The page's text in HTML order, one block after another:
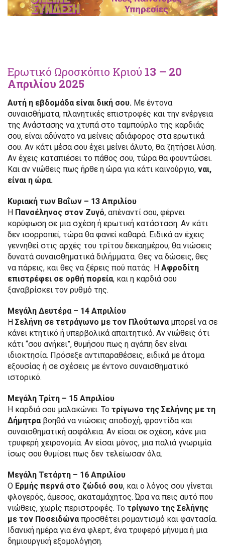
Ερωτικό Ωροσκόπιο Κριού 13 – 20
Απριλίου 2025
Αυτή η εβδομάδα είναι δική σου. Με έντονα
συναισθήματα, πλανητικές επιστροφές και την ενέργεια
της Ανάστασης να χτυπά στο ταμπούρλο της καρδιάς
σου, είναι αδύνατο να μείνεις αδιάφορος στα ερωτικά
σου. Αν κάτι μέσα σου έχει μείνει άλυτο, θα ζητήσει λύση.
Αν έχεις καταπιέσει το πάθος σου, τώρα θα φουντώσει.
Και αν νιώθεις πως ήρθε η ώρα για κάτι καινούργιο, ναι,
είναι η ώρα.
Κυριακή των Βαΐων – 13 Απριλίου
Η Πανσέληνος στον Ζυγό, απέναντί σου, φέρνει
κορύφωση σε μια σχέση ή ερωτική κατάσταση. Αν κάτι
δεν ισορροπεί, τώρα θα φανεί καθαρά. Ειδικά αν έχεις
γεννηθεί στις αρχές του τρίτου δεκαημέρου, θα νιώσεις
δυνατά συναισθηματικά διλήμματα. Θες να δώσεις, θες
να πάρεις, και θες να ξέρεις πού πατάς. Η Αφροδίτη
επιστρέφει σε ορθή πορεία, και η καρδιά σου
ξαναβρίσκει τον ρυθμό της.
Μεγάλη Δευτέρα – 14 Απριλίου
Η Σελήνη σε τετράγωνο με τον Πλούτωναμπορεί να σε
κάνει κτητικό ή υπερβολικά απαιτητικό. Αν νιώθεις ότι
κάτι “σου ανήκει”, θυμήσου πως η αγάπη δεν είναι
ιδιοκτησία. Πρόσεξε αντιπαραθέσεις, ειδικά με άτομα
εξουσίας ή σε σχέσεις με έντονο συναισθηματικό
ιστορικό.
Μεγάλη Τρίτη – 15 Απριλίου
Η καρδιά σου μαλακώνει. Το τρίγωνο της Σελήνης με τη
Δήμητραβοηθά να νιώσεις αποδοχή, φροντίδα και
συναισθηματική ασφάλεια. Αν είσαι σε σχέση, κάνε μια
τρυφερή χειρονομία. Αν είσαι μόνος, μια παλιά γνωριμία
ίσως σου θυμίσει πως δεν τελείωσαν όλα.
Μεγάλη Τετάρτη – 16 Απριλίου
Ο Ερμής περνά στο ζώδιό σου, και ο λόγος σου γίνεται
φλογερός, άμεσος, ακαταμάχητος. Ώρα να πεις αυτό που
νιώθεις, χωρίς περιστροφές. Το τρίγωνο της Σελήνης
με τον Ποσειδώναπροσθέτει ρομαντισμό και φαντασία.
Ιδανική ημέρα για ένα φλερτ, ένα τρυφερό μήνυμα ή μια
δημιουργική εξομολόγηση.